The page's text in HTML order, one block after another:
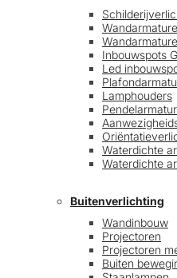
Inbouwspots
Led
Lamphouders
Waterdichte
Waterdichte
Buitenverlichting
Wandinbouw
Projectoren
Projectoren
Buiten